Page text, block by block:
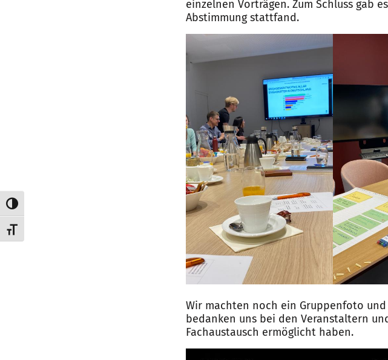
Umschalten auf hohe Kontraste
Schrift vergrößern
einzelnen Vorträgen. Zum Schluss gab
Abstimmung stattfand.
Wir machten noch ein Gruppenfoto
bedanken uns bei den Veranstaltern
Fachaustausch ermöglicht haben.